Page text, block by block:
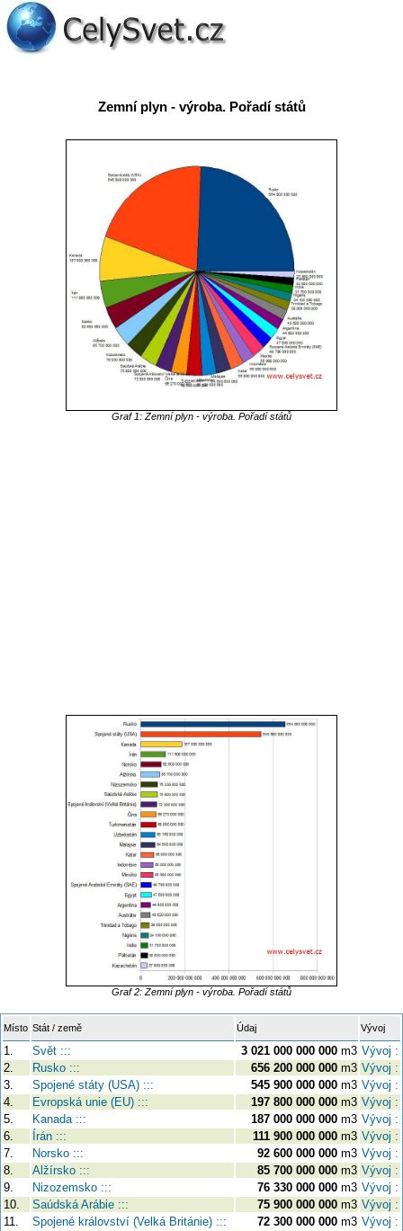
Zemní plyn - výroba. Pořadí států
Graf 1: Zemní plyn - výroba. Pořadí států
Graf 2: Zemní plyn - výroba. Pořadí států
Místo Stát / země Údaj Vývoj
1. Svět ::: 3 021 000 000 000 m3 Vývoj :
2.
Rusko ::: 656 200 000 000 m3 Vývoj :
3.
Spojené státy (USA) ::: 545 900 000 000 m3 Vývoj :
4.
Evropská unie (EU) ::: 197 800 000 000 m3 Vývoj :
5.
Kanada ::: 187 000 000 000 m3 Vývoj :
6.
Írán ::: 111 900 000 000 m3 Vývoj :
7.
Norsko ::: 92 600 000 000 m3 Vývoj :
8.
Alžírsko ::: 85 700 000 000 m3 Vývoj :
9.
Nizozemsko ::: 76 330 000 000 m3 Vývoj :
10.
Saúdská Arábie ::: 75 900 000 000 m3 Vývoj :
11.
Spojené království (Velká Británie) ::: 72 300 000 000 m3 Vývoj :